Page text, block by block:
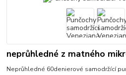
neprůhledné z matného
Neprůhledné 60denierové samodržící